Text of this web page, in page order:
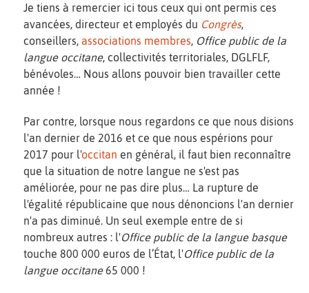
Je tiens à remercier ici tous ceux qui ont permis ces
avancées, directeur et employés du Congrès,
conseillers, associations membres, Office public de la
langue occitane, collectivités territoriales, DGLFLF,
bénévoles… Nous allons pouvoir bien travailler cette
année !
Par contre, lorsque nous regardons ce que nous disions
l'an dernier de 2016 et ce que nous espérions pour
2017 pour l'occitan en général, il faut bien reconnaître
que la situation de notre langue ne s'est pas
améliorée, pour ne pas dire plus… La rupture de
l'égalité républicaine que nous dénoncions l'an dernier
n'a pas diminué. Un seul exemple entre de si
nombreux autres : l'Office public de la langue basque
touche 800 000 euros de l’État, l'Office public de la
langue occitane65 000 !